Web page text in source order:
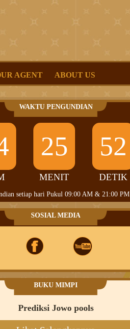
AGENT ABOUT US
WAKTU PENGUNDIAN
25
MENIT
51
DETIK
setiap hari Pukul 09:00 AM & 21:00 PM
SOSIAL MEDIA
BUKU MIMPI
Prediksi Jowo pools